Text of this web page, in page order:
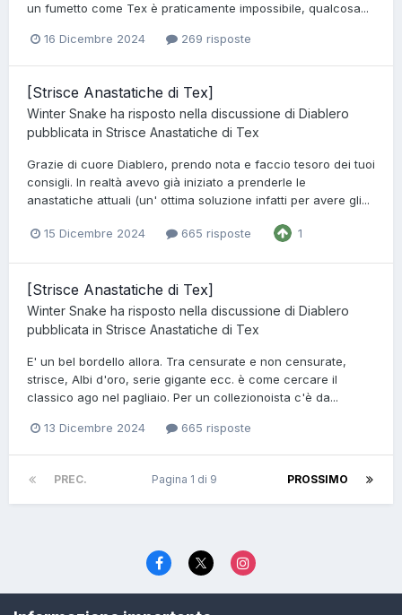
un fumetto come Tex è praticamente impossibile, qualcosa...
16 Dicembre 2024 269 risposte
[Strisce Anastatiche di Tex]
Winter Snake ha risposto nella discussione di Diablero
pubblicata in Strisce Anastatiche di Tex
Grazie di cuore Diablero, prendo nota e faccio tesoro dei tuoi
consigli. In realtà avevo già iniziato a prenderle le
anastatiche attuali (un' ottima soluzione infatti per avere gli...
15 Dicembre 2024 665 risposte 1
[Strisce Anastatiche di Tex]
Winter Snake ha risposto nella discussione di Diablero
pubblicata in Strisce Anastatiche di Tex
E' un bel bordello allora. Tra censurate e non censurate,
strisce, Albi d'oro, serie gigante ecc. è come cercare il
classico ago nel pagliaio. Per un collezionoista c'è da...
13 Dicembre 2024 665 risposte
PREC. PROSSIMO
Pagina 1 di 9